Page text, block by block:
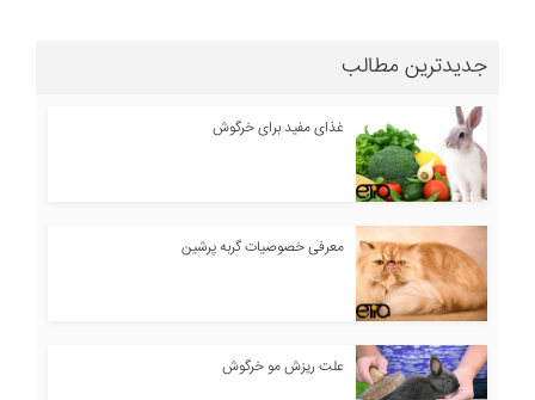
جدیدترین مطالب
غذای مفید برای خرگوش
معرفی خصوصیات گربه پرشین
علت ریزش مو خرگوش